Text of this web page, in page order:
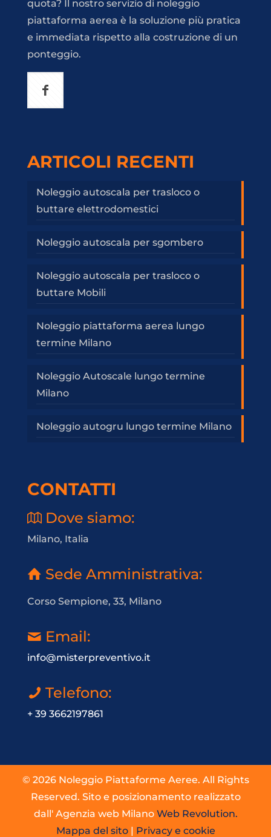
quota? Il nostro servizio di noleggio
piattaforma aerea è la soluzione più pratica
e immediata rispetto alla costruzione di un
ponteggio.
ARTICOLI RECENTI
Noleggio autoscala per trasloco o
buttare elettrodomestici
Noleggio autoscala per sgombero
Noleggio autoscala per trasloco o
buttare Mobili
Noleggio piattaforma aerea lungo
termine Milano
Noleggio Autoscale lungo termine
Milano
Noleggio autogru lungo termine Milano
CONTATTI
Dove siamo:
Milano, Italia
Sede Amministrativa:
Corso Sempione, 33, Milano
Email:
info@misterpreventivo.it
Telefono:
+ 39 3662197861
© 2026 Noleggio Piattaforme Aeree. All Rights
Reserved. Sito e posizionamento realizzato
dall' Agenzia web Milano Web Revolution.
Mappa del sito| Privacy e cookie